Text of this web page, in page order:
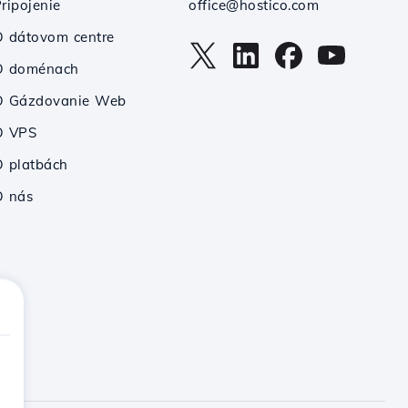
dátovom centre
doménach
Gázdovanie Web
VPS
platbách
nás
office@hostico.com